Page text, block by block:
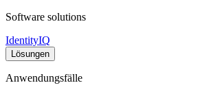
Software solutions
IdentityIQ
Lösungen
Anwendungsfälle